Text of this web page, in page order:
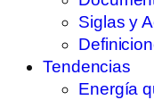
Siglas y
Tendencias
Energía